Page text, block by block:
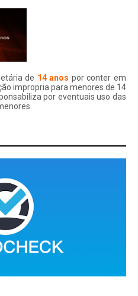
de 14 anos por conter em
impropria para menores de 14
por eventuais uso das